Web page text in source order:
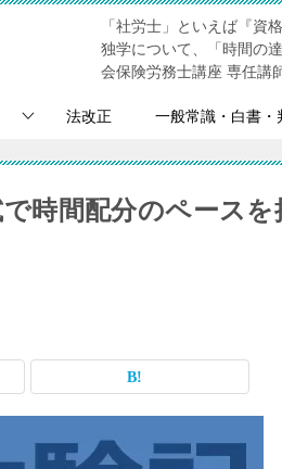
「社労士」といえば『資
独学について、「時間の
会保険労務士講座 専任講
法改正 一般常識・白書・
時間配分のペースを